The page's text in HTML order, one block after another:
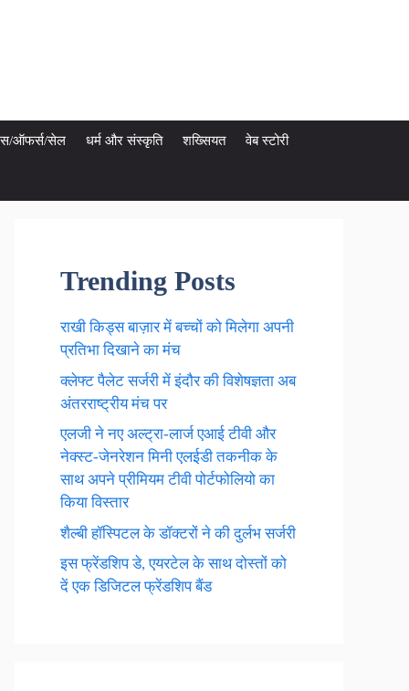
ऑफर्स/सेल धर्म और संस्कृति शख्सियत वेब स्टोरी
Trending Posts
राखी किड्स बाज़ार में बच्चों को मिलेगा अपनी
प्रतिभा दिखाने का मंच
क्लेफ्ट पैलेट सर्जरी में इंदौर की विशेषज्ञता अब
अंतरराष्ट्रीय मंच पर
एलजी ने नए अल्ट्रा-लार्ज एआई टीवी और
नेक्स्ट-जेनरेशन मिनी एलईडी तकनीक के
साथ अपने प्रीमियम टीवी पोर्टफोलियो का
किया विस्तार
शैल्बी हॉस्पिटल के डॉक्टरों ने की दुर्लभ सर्जरी
इस फ्रेंडशिप डे, एयरटेल के साथ दोस्तों को
दें एक डिजिटल फ्रेंडशिप बैंड